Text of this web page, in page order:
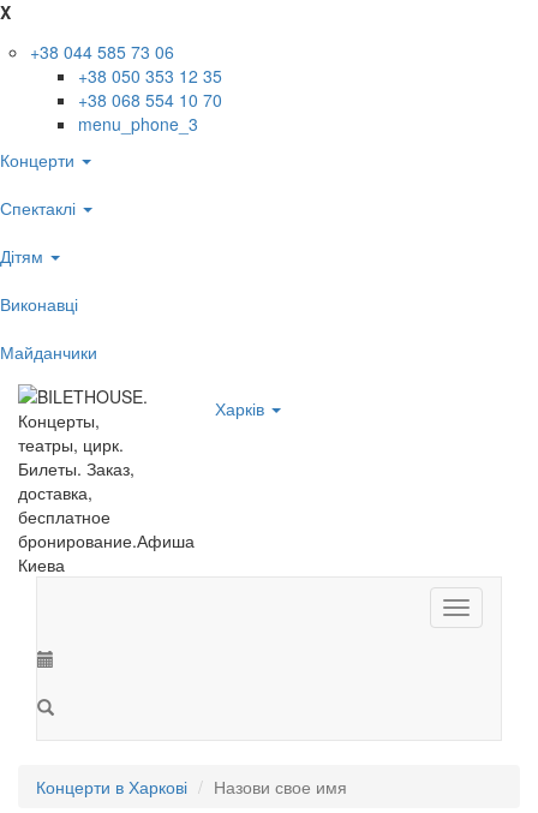
X
+38 044 585 73 06
+38 050 353 12 35
+38 068 554 10 70
menu_phone_3
Концерти
Спектаклі
Дітям
Виконавці
Майданчики
Харків
Toggle
navigation
Концерти в Харкові Назови свое имя